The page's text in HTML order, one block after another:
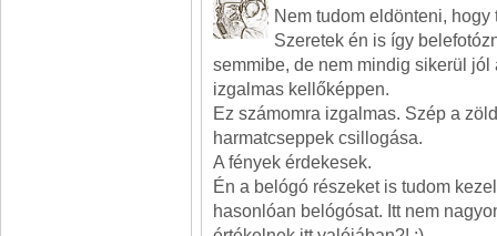
Nem tudom eldönteni, hogy
Szeretek én is így
semmibe, de nem mindig sikerül jól
izgalmas kellőképpen.
Ez számomra izgalmas. Szép a
harmatcseppek csillogása.
A fények érdekesek.
Én a belógó részeket is tudom
hasonlóan belógósat. Itt nem